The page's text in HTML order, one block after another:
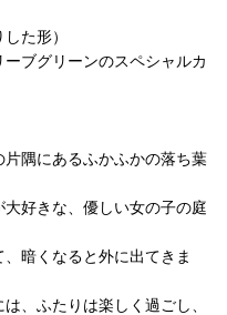
た形）
ブグリーンのスペシャルカ
隅にあるふかふかの落ち葉
好きな、優しい女の子の庭
暗くなると外に出てきま
、ふたりは楽しく過ごし、